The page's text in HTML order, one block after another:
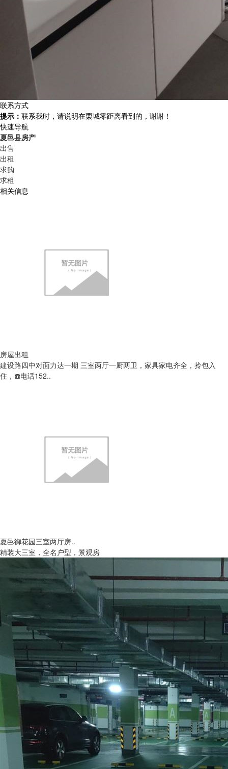
联系方式
提示： 联系我时，请说明在栗城零距离看到的，谢谢！
快速导航
夏邑县房产
出售
出租
求购
求租
相关信息
房屋出租
建设路四中对面力达一期 三室两厅一厨两卫，家具家电齐全，拎包入
住，☎️电话152..
夏邑御花园三室两厅房..
精装大三室，全名户型，景观房